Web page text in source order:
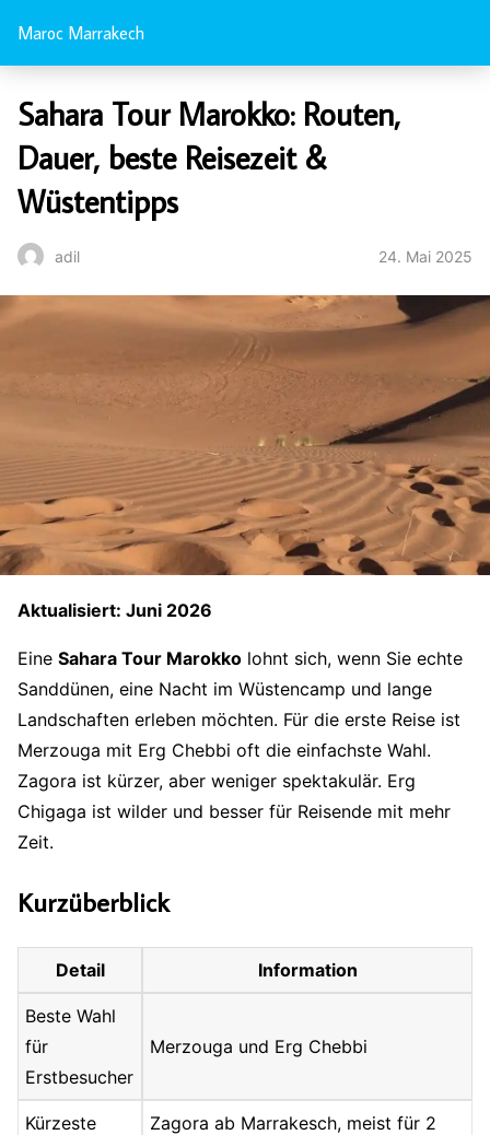
Maroc Marrakech
Sahara Tour Marokko: Routen,
Dauer, beste Reisezeit &
Wüstentipps
adil 24. Mai 2025
Aktualisiert: Juni 2026
Eine Sahara Tour Marokko lohnt sich, wenn Sie echte
Sanddünen, eine Nacht im Wüstencamp und lange
Landschaften erleben möchten. Für die erste Reise ist
Merzouga mit Erg Chebbi oft die einfachste Wahl.
Zagora ist kürzer, aber weniger spektakulär. Erg
Chigaga ist wilder und besser für Reisende mit mehr
Zeit.
Kurzüberblick
Detail Information
Beste Wahl
für
Erstbesucher
Merzouga und Erg Chebbi
Kürzeste
Zagora ab Marrakesch, meist für 2